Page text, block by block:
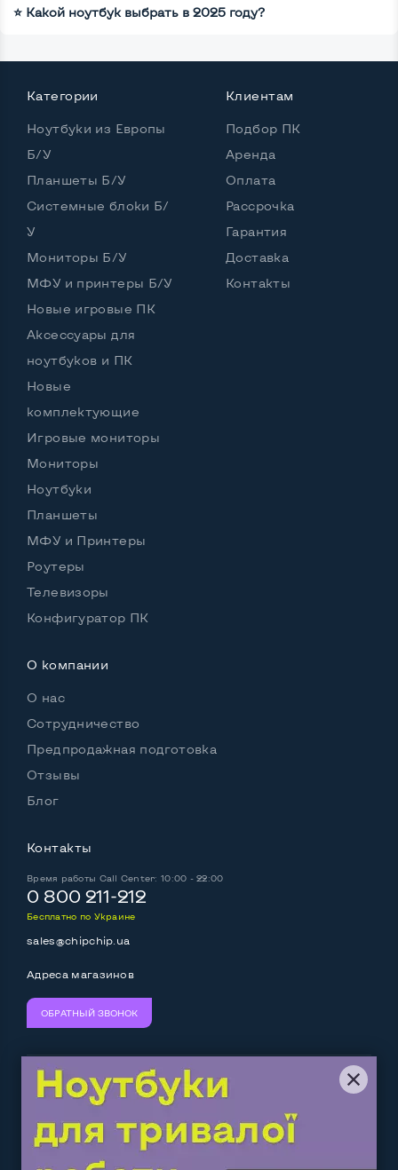
⭐ Какой ноутбук выбрать в 2025 году?
Категории
Ноутбуки из Европы
Б/У
Планшеты Б/У
Системные блоки Б/
У
Мониторы Б/У
МФУ и принтеры Б/У
Новые игровые ПК
Аксессуары для
ноутбуков и ПК
Новые
комплектующие
Игровые мониторы
Мониторы
Ноутбуки
Планшеты
МФУ и Принтеры
Роутеры
Телевизоры
Конфигуратор ПК
Клиентам
Подбор ПК
Аренда
Оплата
Рассрочка
Гарантия
Доставка
Контакты
О компании
О нас
Сотрудничество
Предпродажная подготовка
Отзывы
Блог
Контакты
Время работы Call Center: 10:00 - 22:00
0 800 211-212
Бесплатно по Украине
sales@chipchip.ua
Адреса магазинов
ОБРАТНЫЙ ЗВОНОК
Мы принимаем: Следите за нами:
Work.ua — самий кльовий
наш партнер